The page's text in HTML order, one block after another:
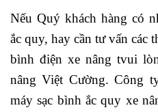
Nếu Quý khách hàng có
ắc quy, hay cần tư vấn các
bình điện xe nâng tvui
nâng Việt Cường. Công
máy sạc bình ắc quy xe